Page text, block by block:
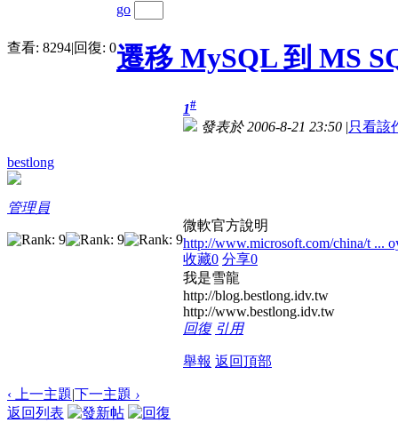
查看: 8294|回復: 0
go
遷移 MySQL 到 MS
bestlong
管理員
1#
發表於 2006-8-21 23:50 |只看該
微軟官方說明
http://www.microsoft.com/china/t ...
收藏0 分享0
我是雪龍
http://blog.bestlong.idv.tw
http://www.bestlong.idv.tw
回復 引用
舉報 返回頂部
‹ 上一主題|下一主題 ›
返回列表